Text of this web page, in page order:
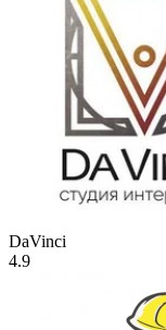
DaVinci
4.9